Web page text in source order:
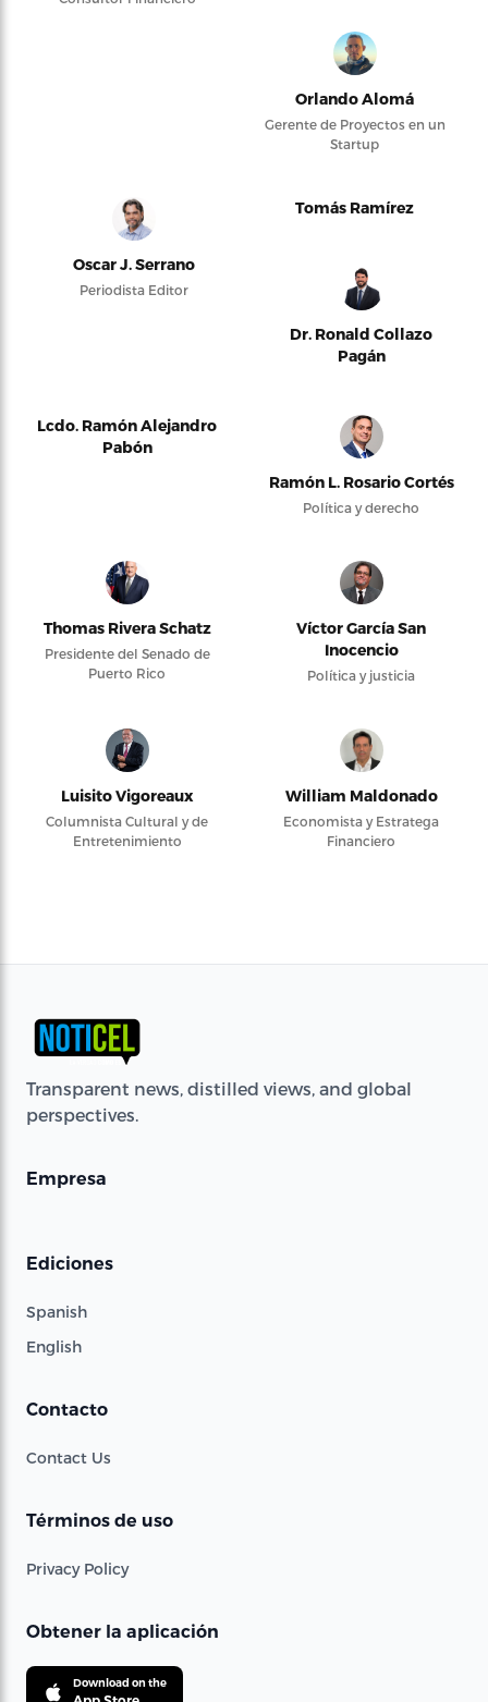
Orlando Alomá
Gerente de Proyectos en un
Startup
Oscar J. Serrano
Periodista Editor
Tomás Ramírez
Dr. Ronald Collazo
Pagán
Lcdo. Ramón Alejandro
Pabón
Ramón L. Rosario Cortés
Política y derecho
Thomas Rivera Schatz
Presidente del Senado de
Puerto Rico
Víctor García San
Inocencio
Política y justicia
Luisito Vigoreaux
Columnista Cultural y de
Entretenimiento
William Maldonado
Economista y Estratega
Financiero
Transparent news, distilled views, and global
perspectives.
Empresa
Ediciones
Spanish
English
Contacto
Contact Us
Términos de uso
Privacy Policy
Obtener la aplicación
Download on the